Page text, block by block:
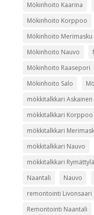
Mökinhoito Kaarina
Mökinhoito Korppoo
Mökinhoito Merimasku
Mökinhoito Nauvo
Mökinhoito Raasepori
Mökinhoito Salo
mökkitalkkari Askainen
mökkitalkkari Korppoo
mökkitalkkari
mökkitalkkari Nauvo
mökkitalkkari Rymättylä
Naantali
Nauvo
remontointi Livonsaari
Remontointi Naantali